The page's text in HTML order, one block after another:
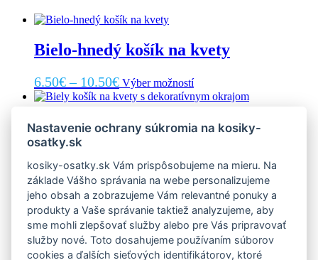
Bielo-hnedý košík na kvety
6.50€ – 10.50€Price
range:
through
Výber možnostíTento
produkt
má
variantov.
môžete
vybrať
na
stránke
produktu.
Biely košík na kvety s dekoratívnym
okrajom
3.60€ – 4.80€Price
range:
3.60€
through
4.80€
Výber možností Tento
produkt
má
viacero
variantov.
Možnosti
si
Dvojfarebný košík na kvety
11.90 € – 13.90€Price
Výber možnostíTento
Nastavenie ochrany súkromia na kosiky-
osatky.sk
kosiky-osatky.sk Vám prispôsobujeme na mieru. Na
základe Vášho správania na webe personalizujeme
jeho obsah a zobrazujeme Vám relevantné ponuky a
produkty a Vaše správanie taktiež analyzujeme, aby
sme mohli zlepšovať služby alebo pre Vás pripravovať
služby nové. Toto dosahujeme používaním súborov
cookies a ďalších sieťových identifikátorov, ktoré